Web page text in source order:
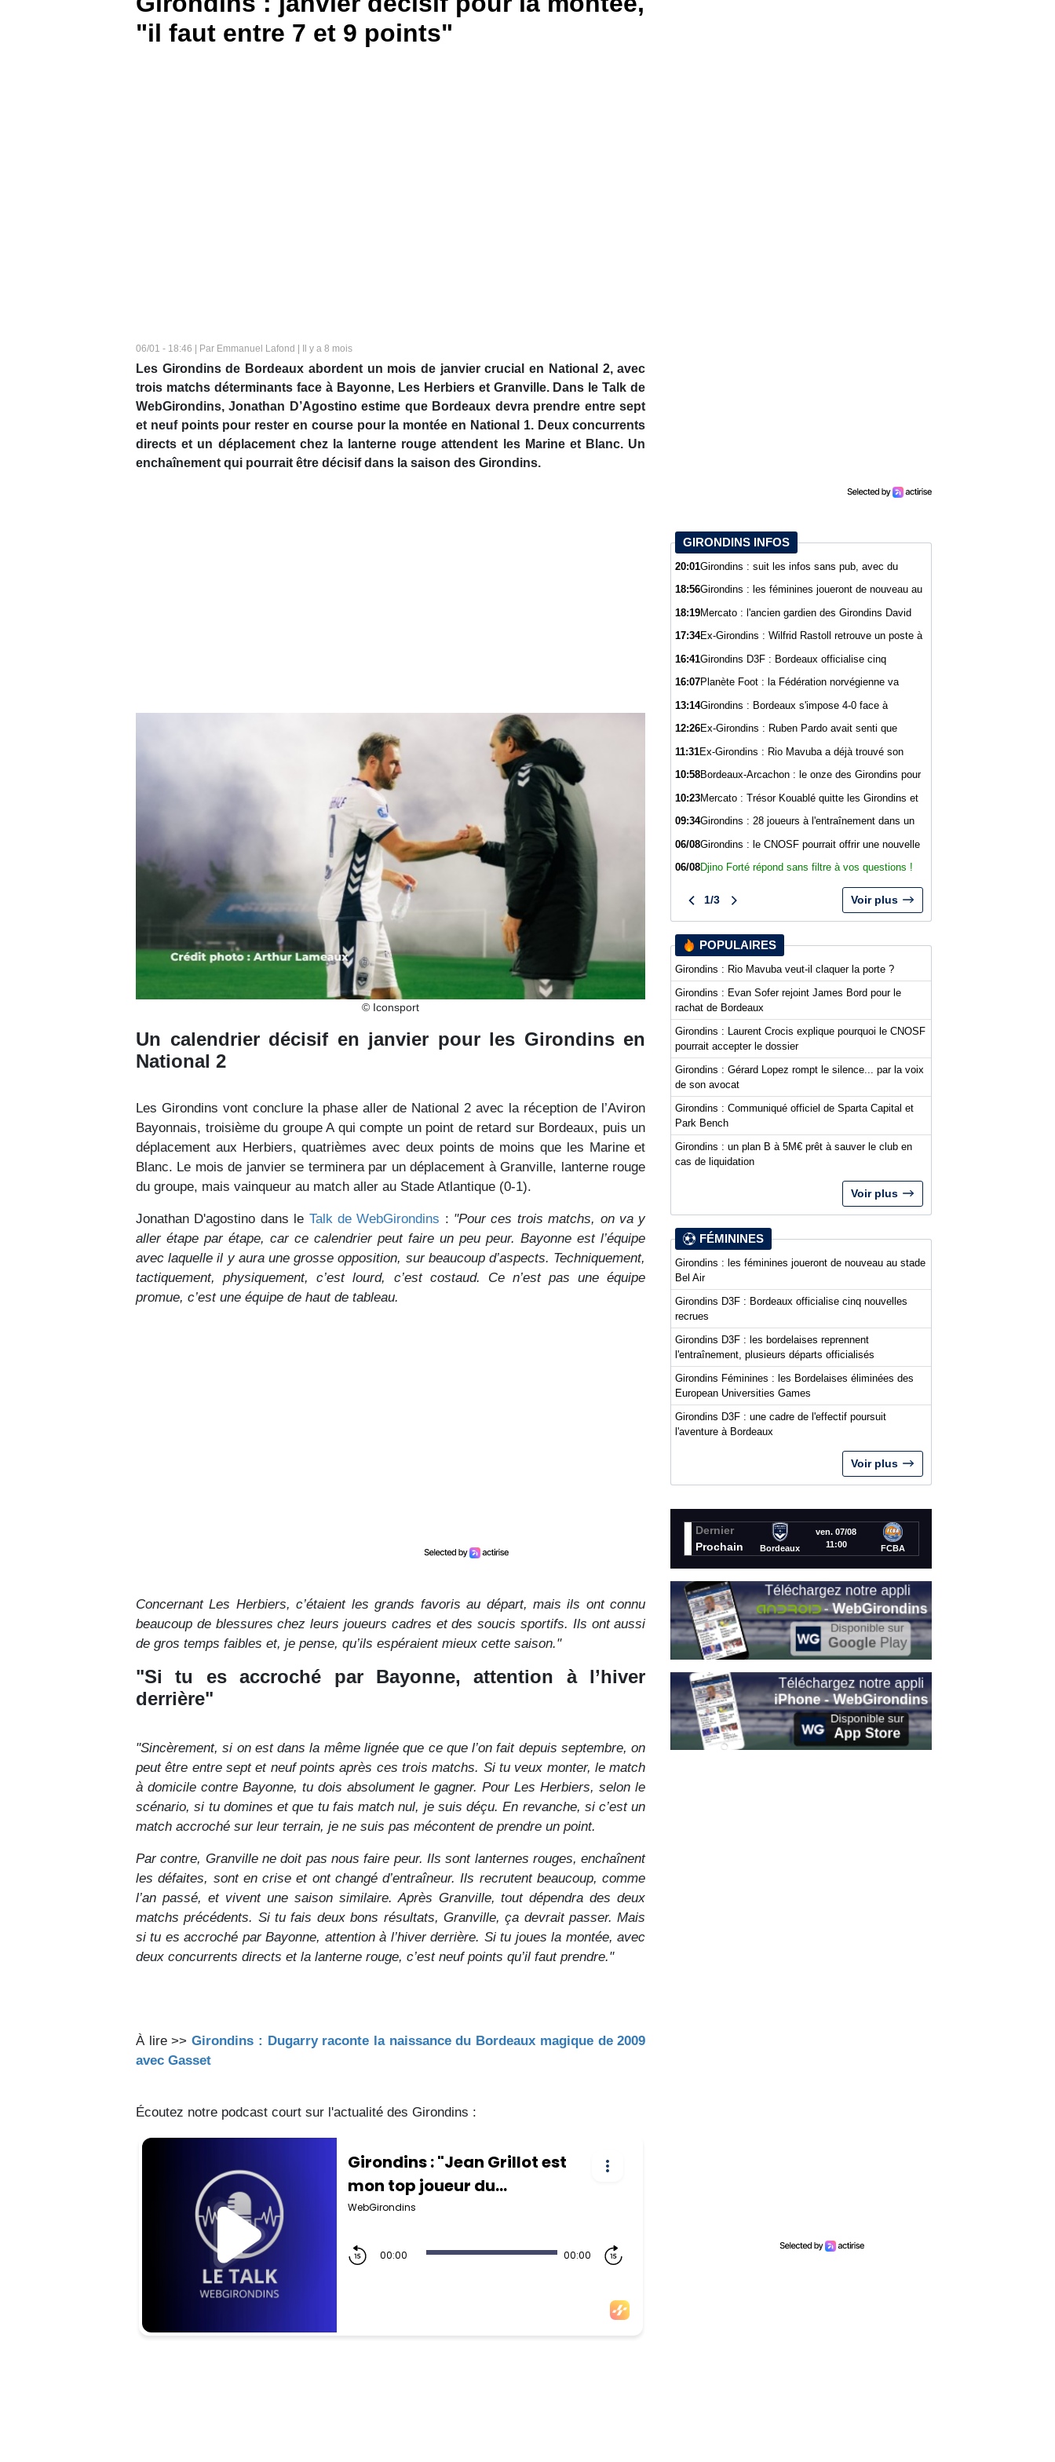
"il faut entre 7 et 9 points"
06/01 - 18:46 | Par Emmanuel Lafond | Il y a 8 mois
Les Girondins de Bordeaux abordent un mois de janvier crucial en National 2, avec
trois matchs déterminants face à Bayonne, Les Herbiers et Granville. Dans le Talk de
WebGirondins, Jonathan D’Agostino estime que Bordeaux devra prendre entre sept
et neuf points pour rester en course pour la montée en National 1. Deux concurrents
directs et un déplacement chez la lanterne rouge attendent les Marine et Blanc. Un
enchaînement qui pourrait être décisif dans la saison des Girondins.
© Iconsport
Un calendrier décisif en janvier pour les Girondins en
National 2
Les Girondins vont conclure la phase aller de National 2 avec la réception de l’Aviron
Bayonnais, troisième du groupe A qui compte un point de retard sur Bordeaux, puis un
déplacement aux Herbiers, quatrièmes avec deux points de moins que les Marine et
Blanc. Le mois de janvier se terminera par un déplacement à Granville, lanterne rouge
du groupe, mais vainqueur au match aller au Stade Atlantique (0-1).
Jonathan D'agostino dans le Talk de WebGirondins : "Pour ces trois matchs, on va y
aller étape par étape, car ce calendrier peut faire un peu peur. Bayonne est l’équipe
avec laquelle il y aura une grosse opposition, sur beaucoup d’aspects. Techniquement,
tactiquement, physiquement, c’est lourd, c’est costaud. Ce n’est pas une équipe
promue, c’est une équipe de haut de tableau.
Concernant Les Herbiers, c’étaient les grands favoris au départ, mais ils ont connu
beaucoup de blessures chez leurs joueurs cadres et des soucis sportifs. Ils ont aussi
de gros temps faibles et, je pense, qu’ils espéraient mieux cette saison."
"Si tu es accroché par Bayonne, attention à l’hiver
derrière"
"Sincèrement, si on est dans la même lignée que ce que l’on fait depuis septembre, on
peut être entre sept et neuf points après ces trois matchs. Si tu veux monter, le match
à domicile contre Bayonne, tu dois absolument le gagner. Pour Les Herbiers, selon le
scénario, si tu domines et que tu fais match nul, je suis déçu. En revanche, si c’est un
match accroché sur leur terrain, je ne suis pas mécontent de prendre un point.
Par contre, Granville ne doit pas nous faire peur. Ils sont lanternes rouges, enchaînent
les défaites, sont en crise et ont changé d’entraîneur. Ils recrutent beaucoup, comme
l’an passé, et vivent une saison similaire. Après Granville, tout dépendra des deux
matchs précédents. Si tu fais deux bons résultats, Granville, ça devrait passer. Mais
si tu es accroché par Bayonne, attention à l’hiver derrière. Si tu joues la montée, avec
deux concurrents directs et la lanterne rouge, c’est neuf points qu’il faut prendre."
À lire >>Girondins : Dugarry raconte la naissance du Bordeaux magique de 2009
avec Gasset
Écoutez notre podcast court sur l'actualité des Girondins :
GIRONDINS INFOS
20:01Girondins : suit les infos sans pub, avec du
18:56Girondins : les féminines joueront de nouveau au
18:19Mercato : l'ancien gardien des Girondins David
17:34Ex-Girondins : Wilfrid Rastoll retrouve un poste à
16:41Girondins D3F : Bordeaux officialise cinq
16:07Planète Foot : la Fédération norvégienne va
Gianni Infantino
13:14Girondins : Bordeaux s'impose 4-0 face à
12:26Ex-Girondins : Ruben Pardo avait senti que
11:31Ex-Girondins : Rio Mavuba a déjà trouvé son
10:58Bordeaux-Arcachon : le onze des Girondins pour
10:23Mercato : Trésor Kouablé quitte les Girondins et
09:34Girondins : 28 joueurs à l'entraînement dans un
06/08Girondins : le CNOSF pourrait offrir une nouvelle
06/08Djino Forté répond sans filtre à vos questions !
1/3 Voir plus
POPULAIRES
Girondins : Rio Mavuba veut-il claquer la porte ?
Girondins : Evan Sofer rejoint James Bord pour le
rachat de Bordeaux
Girondins : Laurent Crocis explique pourquoi le CNOSF
pourrait accepter le dossier
Girondins : Gérard Lopez rompt le silence... par la voix
de son avocat
Girondins : Communiqué officiel de Sparta Capital et
Park Bench
Girondins : un plan B à 5M€ prêt à sauver le club en
cas de liquidation
Voir plus
FÉMININES
Girondins : les féminines joueront de nouveau au stade
Bel Air
Girondins D3F : Bordeaux officialise cinq nouvelles
recrues
Girondins D3F : les bordelaises reprennent
l'entraînement, plusieurs départs officialisés
Girondins Féminines : les Bordelaises éliminées des
European Universities Games
Girondins D3F : une cadre de l'effectif poursuit
l'aventure à Bordeaux
Voir plus
Dernier
Prochain
Bordeaux
ven. 07/08
11:00
FCBA